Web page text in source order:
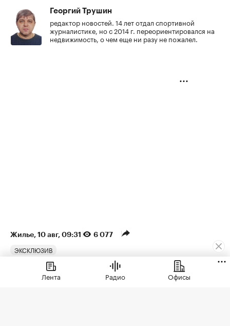
Георгий Трушин
редактор новостей. 14 лет отдал спортивной
журналистике, но с 2014 г. переориентировался на
недвижимость, о чем еще ни разу не пожалел.
Жилье⁠, 10 авг, 09:31 6 077
ЭКСКЛЮЗИВ
Названы города, где
Лента Радио Офисы